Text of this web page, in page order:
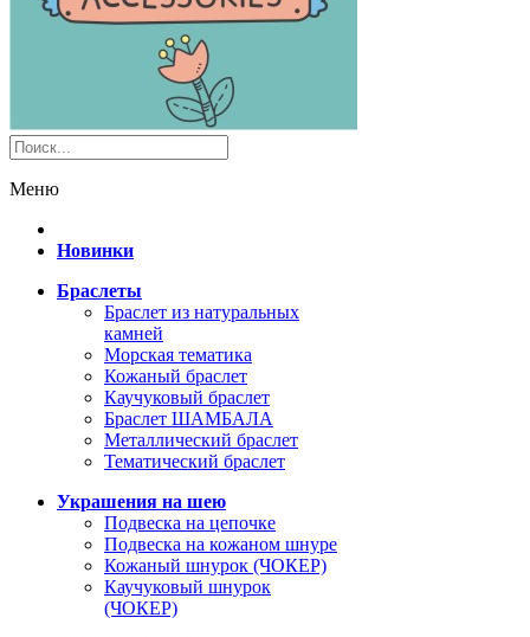
Меню
Новинки
Браслеты
Браслет из натуральных
камней
Морская тематика
Кожаный браслет
Каучуковый браслет
Браслет ШАМБАЛА
Металлический браслет
Тематический браслет
Украшения на шею
Подвеска на цепочке
Подвеска на кожаном шнуре
Кожаный шнурок (ЧОКЕР)
Каучуковый шнурок
(ЧОКЕР)